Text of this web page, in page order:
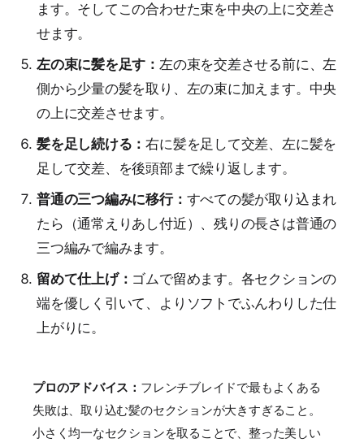
ます。そしてこの合わせた束を中央の上に交差さ
せます。
左の束に髪を足す：左の束を交差させる前に、左
側から少量の髪を取り、左の束に加えます。中央
の上に交差させます。
髪を足し続ける：右に髪を足して交差、左に髪を
足して交差、を後頭部まで繰り返します。
普通の三つ編みに移行： すべての髪が取り込まれ
たら（通常えりあし付近）、残りの長さは普通の
三つ編みで編みます。
留めて仕上げ： ゴムで留めます。各セクションの
端を優しく引いて、よりソフトでふんわりした仕
上がりに。
プロのアドバイス： フレンチブレイドで最もよくある
失敗は、取り込む髪のセクションが大きすぎること。
小さく均一なセクションを取ることで、整った美しい